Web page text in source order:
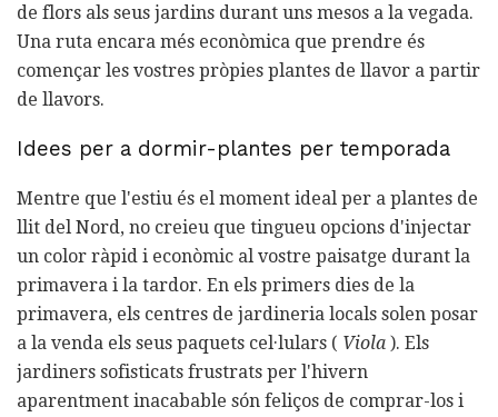
de flors als seus jardins durant uns mesos a la vegada.
Una ruta encara més econòmica que prendre és
començar les vostres pròpies plantes de llavor a partir
de llavors.
Idees per a dormir-plantes per temporada
Mentre que l'estiu és el moment ideal per a plantes de
llit del Nord, no creieu que tingueu opcions d'injectar
un color ràpid i econòmic al vostre paisatge durant la
primavera i la tardor. En els primers dies de la
primavera, els centres de jardineria locals solen posar
a la venda els seus paquets cel·lulars ( Viola ). Els
jardiners sofisticats frustrats per l'hivern
aparentment inacabable són feliços de comprar-los i